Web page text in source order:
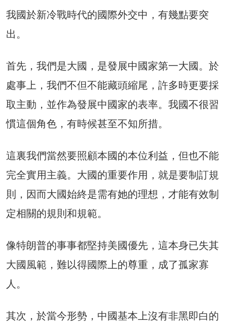
我國於新冷戰時代的國際外交中，有幾點要突
出。
首先，我們是大國，是發展中國家第一大國。於
處事上，我們不但不能藏頭縮尾，許多時更要採
取主動，並作為發展中國家的表率。我國不很習
慣這個角色，有時候甚至不知所措。
這裏我們當然要照顧本國的本位利益，但也不能
完全實用主義。大國的重要作用，就是要制訂規
則，因而大國始終是需有她的理想，才能有效制
定相關的規則和規範。
像特朗普的事事都堅持美國優先，這本身已失其
大國風範，難以得國際上的尊重，成了孤家寡
人。
其次，於當今形勢，中國基本上沒有非黑即白的